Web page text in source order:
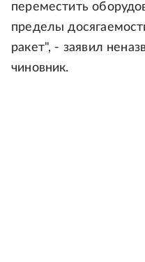
переместить
пределы
ракет", - заявил
чиновник.